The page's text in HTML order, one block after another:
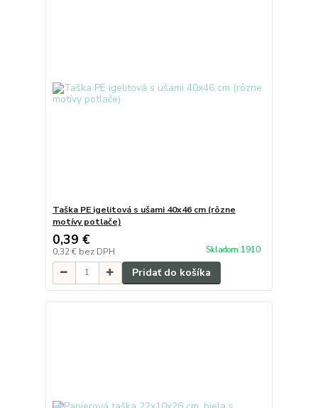
Taška PE igelitová s ušami 40x46 cm (rôzne
motívy potlače)
0,39 €
0,32 € bez DPH Skladom 1910
Pridať do košíka